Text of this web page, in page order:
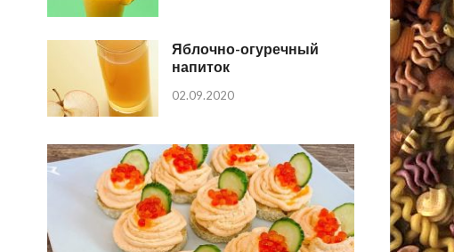
Яблочно-огуречный
напиток
02.09.2020